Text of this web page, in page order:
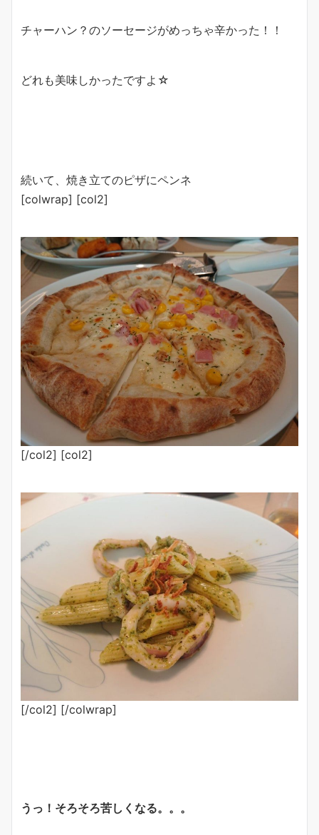
チャーハン？のソーセージがめっちゃ辛かった！！
どれも美味しかったですよ☆
続いて、焼き立てのピザにペンネ
[colwrap] [col2]
[/col2] [col2]
[/col2] [/colwrap]
うっ！そろそろ苦しくなる。。。